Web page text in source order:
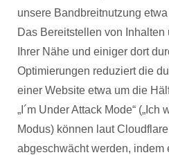
unsere Bandbreitnutzung
Das Bereitstellen von
Ihrer Nähe und einiger dort
Optimierungen reduziert die
einer Website etwa um die
„I´m Under Attack Mode“ („Ich
Modus) können laut
abgeschwächt werden, indem